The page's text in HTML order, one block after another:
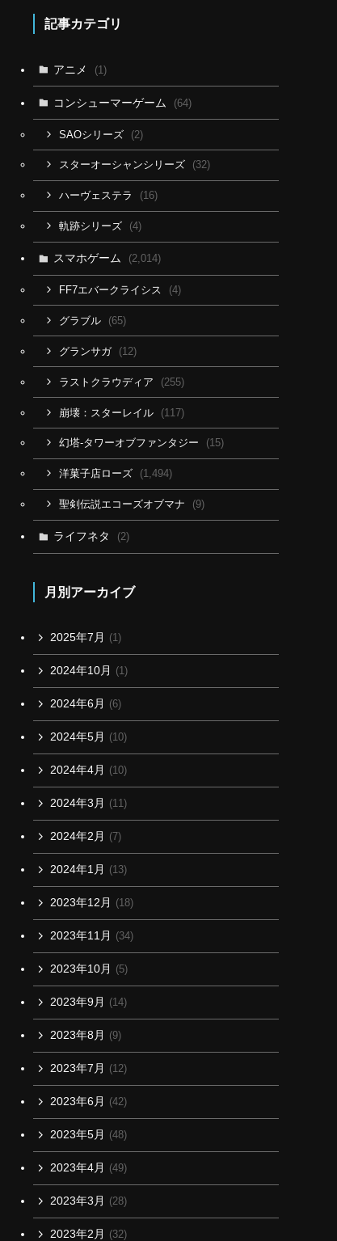
記事カテゴリ
アニメ (1)
コンシューマーゲーム (64)
SAOシリーズ (2)
スターオーシャンシリーズ (32)
ハーヴェステラ (16)
軌跡シリーズ (4)
スマホゲーム (2,014)
FF7エバークライシス (4)
グラブル (65)
グランサガ (12)
ラストクラウディア (255)
崩壊：スターレイル (117)
幻塔-タワーオブファンタジー (15)
洋菓子店ローズ (1,494)
聖剣伝説エコーズオブマナ (9)
ライフネタ (2)
月別アーカイブ
2025年7月 (1)
2024年10月 (1)
2024年6月 (6)
2024年5月 (10)
2024年4月 (10)
2024年3月 (11)
2024年2月 (7)
2024年1月 (13)
2023年12月 (18)
2023年11月 (34)
2023年10月 (5)
2023年9月 (14)
2023年8月 (9)
2023年7月 (12)
2023年6月 (42)
2023年5月 (48)
2023年4月 (49)
2023年3月 (28)
2023年2月 (32)